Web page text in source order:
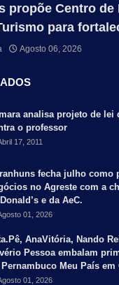
propõe Centro de
para
Agosto 06, 2026
analisa projeto de lei
o professor
17, 2011
fecha julho como
no Agreste com a
e da AeC.
01, 2026
AnaVitória, Nando
Pessoa embalam
Meu País em
01, 2026